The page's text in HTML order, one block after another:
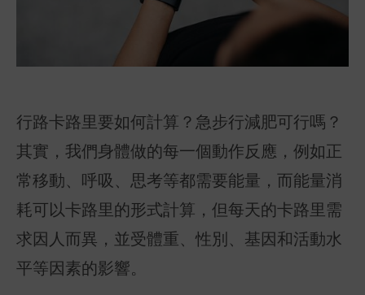
行路卡路里要如何計算？急步行減肥可行嗎？
其實，我們身體做的每一個動作反應，例如正
常移動、呼吸、思考等都需要能量，而能量消
耗可以卡路里的形式計算，但每天的卡路里需
求因人而異，並受體重、性別、基因和活動水
平等因素的影響。